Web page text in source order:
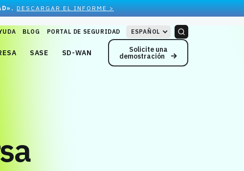
DESCARGAR EL INFORME >
BLOG PORTAL DE SEGURIDAD ESPAÑOL
SASE SD-WAN Solicite una
demostración